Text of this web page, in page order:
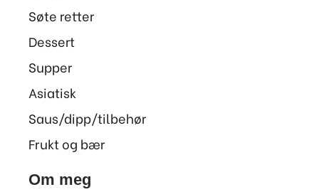
Søte retter
Dessert
Supper
Asiatisk
Saus/dipp/tilbehør
Frukt og bær
Om meg